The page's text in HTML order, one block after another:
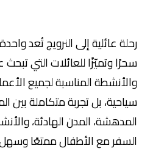
رحلة عائلية إلى النرويج تُعد واحدة
سحرًا وتميّزًا للعائلات التي تبحث
والأنشطة المناسبة لجميع
سياحية، بل تجربة متكاملة بين
المدهشة، المدن الهادئة،
السفر مع الأطفال ممتعًا وسهل